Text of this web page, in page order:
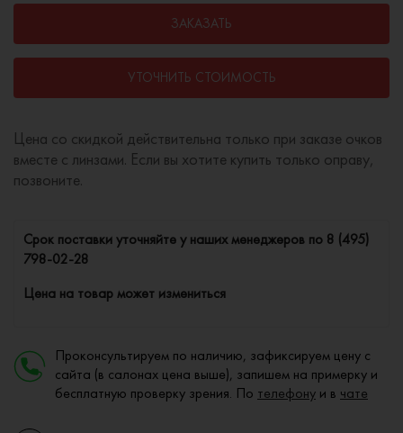
ЗАКАЗАТЬ
УТОЧНИТЬ СТОИМОСТЬ
Цена со скидкой действительна только при заказе очков
вместе с линзами. Если вы хотите купить только оправу,
позвоните.
Cрок поставки уточняйте у наших менеджеров по 8 (495)
798-02-28
Цена на товар может измениться
Проконсультируем по наличию, зафиксируем цену с
сайта (в салонах цена выше), запишем на примерку и
бесплатную проверку зрения. По телефону и в чате